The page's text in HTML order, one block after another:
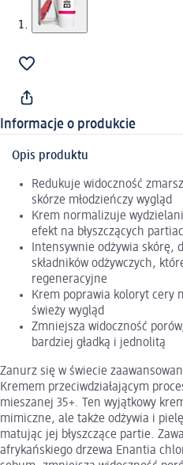
Informacje o produkcie
Opis produktu
Redukuje widoczność
skórze młodzieńczy wygląd
Krem normalizuje
efekt na błyszczących
Intensywnie odżywia skórę,
składników odżywczych,
regeneracyjne
Krem poprawia koloryt cery
świeży wygląd
Zmniejsza widoczność
bardziej gładką i jednolitą
Zanurz się w świecie
Kremem przeciwdziałającym
mieszanej 35+. Ten wyjątkowy
mimiczne, ale także odżywia i
matując jej błyszczące partie.
afrykańskiego drzewa Enantia